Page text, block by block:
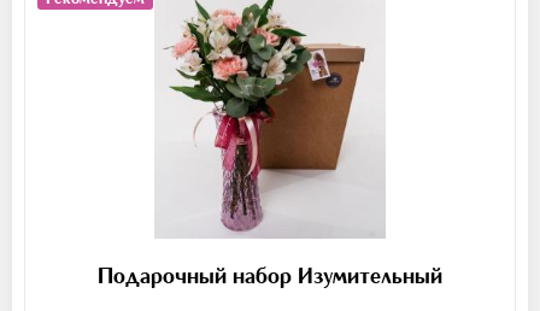
Подарочный набор Изумительный